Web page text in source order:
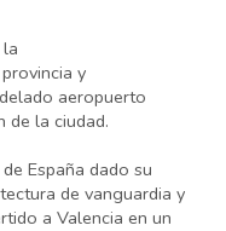
y
aeropuerto
de la ciudad.
España dado su
de vanguardia y
a Valencia en un